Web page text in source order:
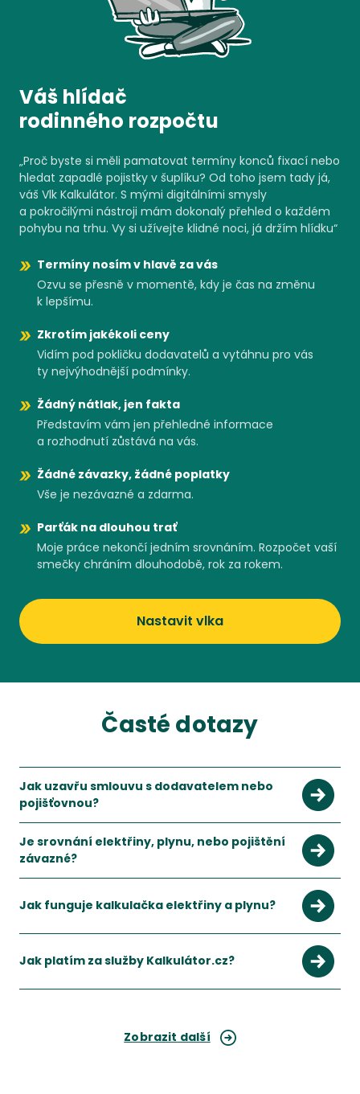
Váš hlídač
rodinného rozpočtu
„Proč byste si měli pamatovat termíny konců fixací nebo
hledat zapadlé pojistky v šuplíku? Od toho jsem tady já,
váš Vlk Kalkulátor. S mými digitálními smysly
a pokročilými nástroji mám dokonalý přehled o každém
pohybu na trhu. Vy si užívejte klidné noci, já držím hlídku“
Termíny nosím v hlavě za vás
Ozvu se přesně v momentě, kdy je čas na změnu
k lepšímu.
Zkrotím jakékoli ceny
Vidím pod pokličku dodavatelů a vytáhnu pro vás
ty nejvýhodnější podmínky.
Žádný nátlak, jen fakta
Představím vám jen přehledné informace
a rozhodnutí zůstává na vás.
Žádné závazky, žádné poplatky
Vše je nezávazné a zdarma.
Parťák na dlouhou trať
Moje práce nekončí jedním srovnáním. Rozpočet vaší
smečky chráním dlouhodobě, rok za rokem.
Nastavit vlka
Časté dotazy
Jak uzavřu smlouvu s dodavatelem nebo
pojišťovnou?
Nejprve je potřeba projít stávající smlouvu a zjistit, jaké
Zobrazit více
Je srovnání elektřiny, plynu, nebo pojištění
závazné?
Není. Tím, že nás necháte pro vás srovnat dodavatele
Jak funguje kalkulačka elektřiny a plynu?
Na základě vámi zadaných údajů spočítáme, kolik budete
Jak platím za služby Kalkulátor.cz?
Služby Kalulátor.cz jsou pro zákazníky zdarma. Provoz
Zobrazit další